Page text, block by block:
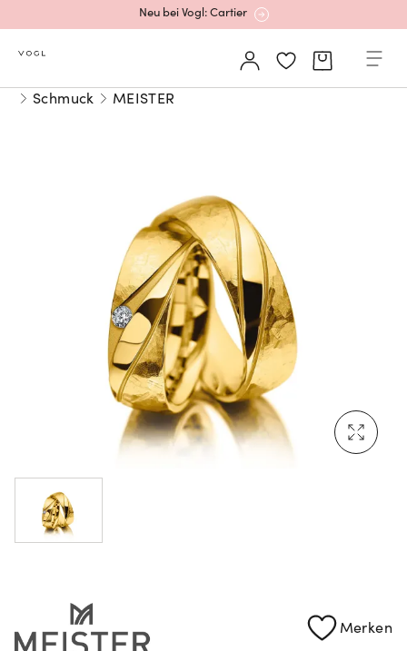
Neu bei Vogl: Uhren von Grand Seiko
Neu bei Vogl: Cartier
Mehr erfahren: Ikonische Uhren von Cartier
Rolex Certified Pre-Owned entdecken
Schmuck MEISTER
Merken